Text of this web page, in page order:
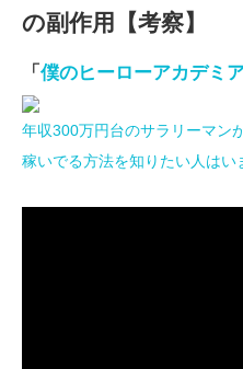
の副作用【考察】
「 僕のヒーローアカデミ
年収300万円台のサラリーマン
稼いでる方法を知りたい人はい